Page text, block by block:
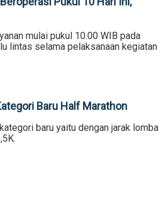
mulai pukul 10.00 WIB pada
lintas selama pelaksanaan kegiatan
Baru Half Marathon
baru yaitu dengan jarak lomba